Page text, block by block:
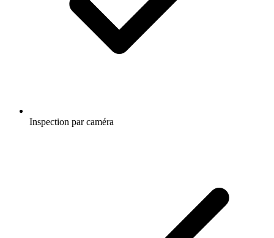
Inspection par caméra